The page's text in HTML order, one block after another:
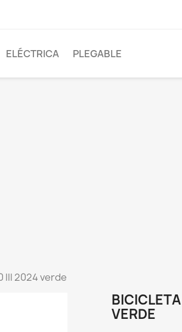
ELÉCTRICA PLEGABLE
III 2024 verde
VERDE